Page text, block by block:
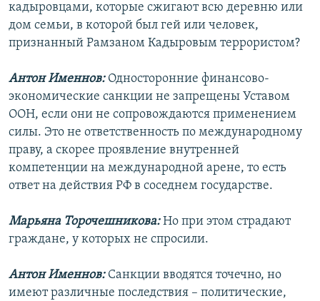
кадыровцами, которые сжигают всю деревню или
дом семьи, в которой был гей или человек,
признанный Рамзаном Кадыровым террористом?
Антон Именнов:Односторонние финансово-
экономические санкции не запрещены Уставом
ООН, если они не сопровождаются применением
силы. Это не ответственность по международному
праву, а скорее проявление внутренней
компетенции на международной арене, то есть
ответ на действия РФ в соседнем государстве.
Марьяна Торочешникова:Но при этом страдают
граждане, у которых не спросили.
Антон Именнов:Санкции вводятся точечно, но
имеют различные последствия – политические,